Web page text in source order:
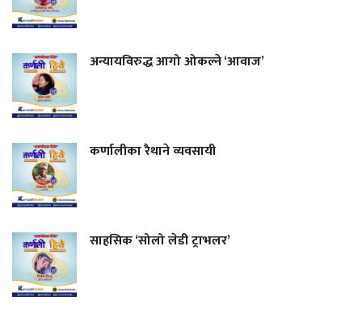
अन्यायविरुद्ध आगो ओकल्ने ‘आवाज’
कर्णालीका रैथाने व्यवसायी
साहसिक ‘सोलो लेडी ट्राभलर’